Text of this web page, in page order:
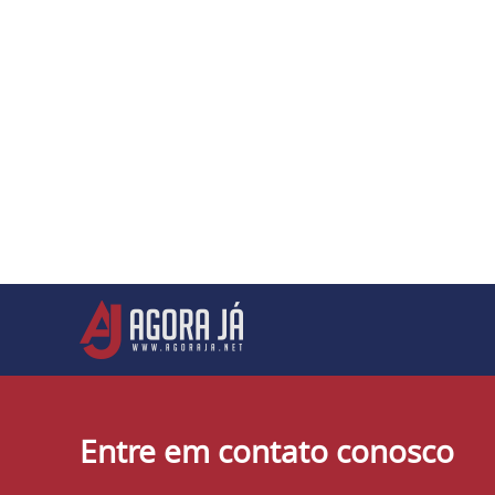
Entre em contato conosco